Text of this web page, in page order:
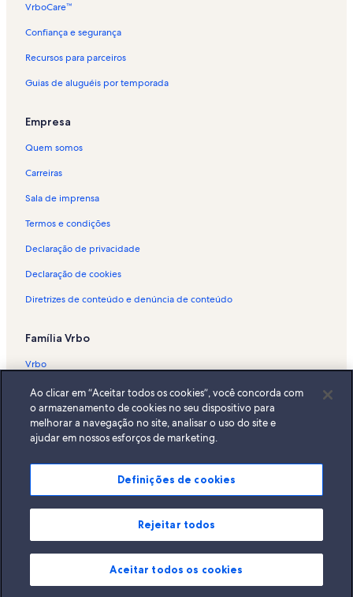
VrboCare™
Confiança e segurança
Recursos para parceiros
Guias de aluguéis por temporada
Empresa
Quem somos
Carreiras
Sala de imprensa
Termos e condições
Declaração de privacidade
Declaração de cookies
Diretrizes de conteúdo e denúncia de conteúdo
Família Vrbo
Vrbo
Abritel.fr
FeWo-direkt.de
Bookabach.co.nz
Stayz.com.au
© 2026 Vrbo, uma empresa do Expedia Group. Todos os direitos
reservados. Vrbo e o logotipo da Vrbo são marcas comerciais ou marcas
registradas da HomeAway.com, Inc.
Ao clicar em “Aceitar todos os cookies”, você concorda com
o armazenamento de cookies no seu dispositivo para
melhorar a navegação no site, analisar o uso do site e
ajudar em nossos esforços de marketing.
Definições de cookies
Rejeitar todos
Aceitar todos os cookies